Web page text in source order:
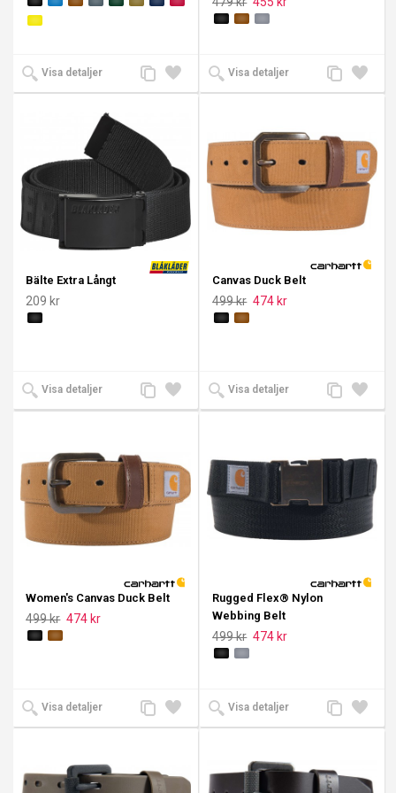
Visa detaljer
Lägg
till i
Lägg
till
Visa detaljer
Lägg
till i
Lägg
till
Bälte Extra Långt
209 kr
Visa detaljer
Lägg
till i
Lägg
till
Canvas Duck Belt
499 kr 474 kr
Visa detaljer
Lägg
till i
Lägg
till
Women's Canvas Duck Belt
499 kr 474 kr
Visa detaljer
Lägg
till i
Lägg
till
Rugged Flex® Nylon
Webbing Belt
499 kr 474 kr
Visa detaljer
Lägg
till i
Lägg
till